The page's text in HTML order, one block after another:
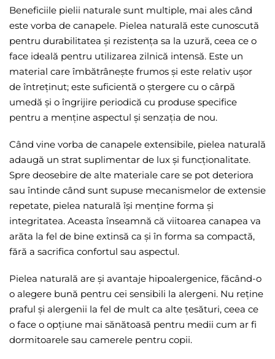
Beneficiile pielii naturale sunt multiple, mai ales când
este vorba de canapele. Pielea naturală este cunoscută
pentru durabilitatea și rezistența sa la uzură, ceea ce o
face ideală pentru utilizarea zilnică intensă. Este un
material care îmbătrânește frumos și este relativ ușor
de întreținut; este suficientă o ștergere cu o cârpă
umedă și o îngrijire periodică cu produse specifice
pentru a menține aspectul și senzația de nou.
Când vine vorba de canapele extensibile, pielea naturală
adaugă un strat suplimentar de lux și funcționalitate.
Spre deosebire de alte materiale care se pot deteriora
sau întinde când sunt supuse mecanismelor de extensie
repetate, pielea naturală își menține forma și
integritatea. Aceasta înseamnă că viitoarea canapea va
arăta la fel de bine extinsă ca și în forma sa compactă,
fără a sacrifica confortul sau aspectul.
Pielea naturală are și avantaje hipoalergenice, făcând-o
o alegere bună pentru cei sensibili la alergeni. Nu reține
praful și alergenii la fel de mult ca alte țesături, ceea ce
o face o opțiune mai sănătoasă pentru medii cum ar fi
dormitoarele sau camerele pentru copii.